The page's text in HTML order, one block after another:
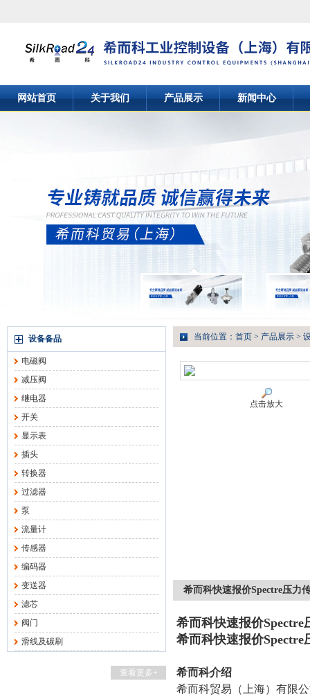
网站首页 关于我们 产品展示 新闻中心
设备备品
电磁阀
减压阀
继电器
开关
显示表
插头
转换器
过滤器
泵
流量计
传感器
编码器
变送器
滤芯
阀门
滑线及碳刷
查看更多+
当前位置： 首页 > 产品展示 >
点击放大
希而科快速报价Spectre压力
希而科快速报价Spectre
希而科快速报价Spectre
希而科介绍
希而科贸易（上海）有限